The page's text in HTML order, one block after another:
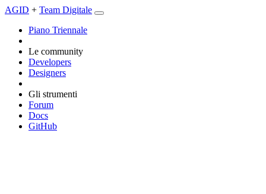
AGID + Team Digitale
Piano Triennale
Le community
Developers
Designers
Gli strumenti
Forum
Docs
GitHub